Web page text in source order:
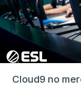
Cloud9 no